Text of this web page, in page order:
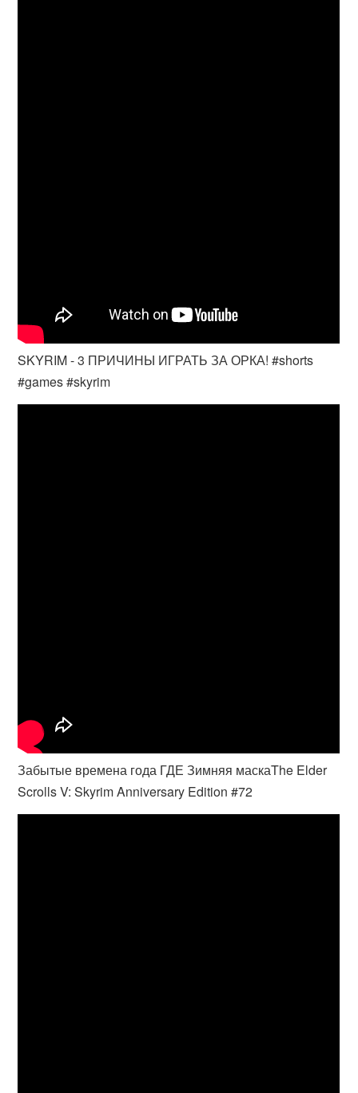
SKYRIM - 3 ПРИЧИНЫ ИГРАТЬ ЗА ОРКА! #shorts
#games #skyrim
Забытые времена года ГДЕ Зимняя маскаThe Elder
Scrolls V: Skyrim Anniversary Edition #72